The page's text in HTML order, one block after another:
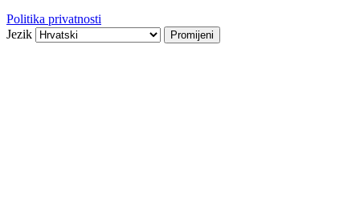
Politika privatnosti
Jezik